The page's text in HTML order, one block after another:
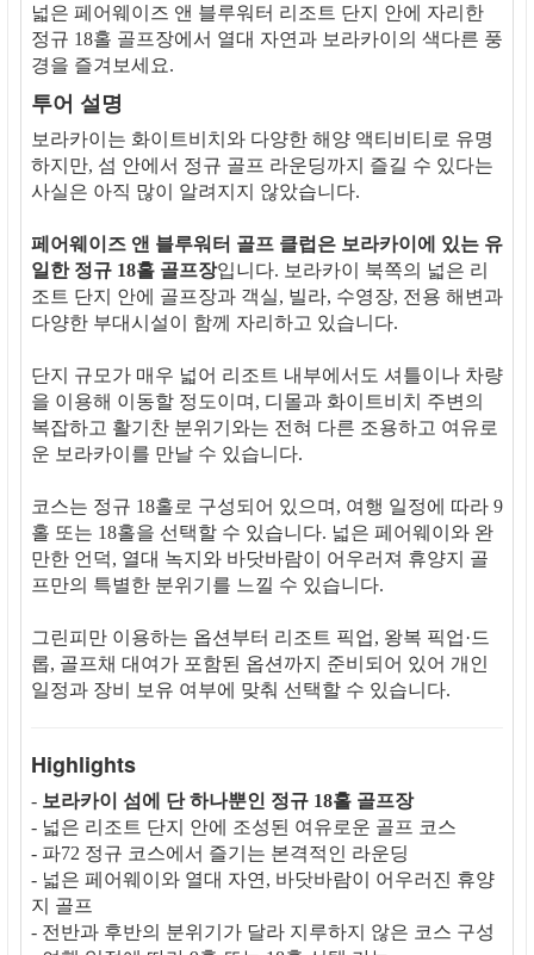
넓은 페어웨이즈 앤 블루워터 리조트 단지 안에 자리한
정규 18홀 골프장에서 열대 자연과 보라카이의 색다른 풍
경을 즐겨보세요.
투어 설명
보라카이는 화이트비치와 다양한 해양 액티비티로 유명
하지만, 섬 안에서 정규 골프 라운딩까지 즐길 수 있다는
사실은 아직 많이 알려지지 않았습니다.
페어웨이즈 앤 블루워터 골프 클럽은 보라카이에 있는 유
일한 정규 18홀 골프장입니다. 보라카이 북쪽의 넓은 리
조트 단지 안에 골프장과 객실, 빌라, 수영장, 전용 해변과
다양한 부대시설이 함께 자리하고 있습니다.
단지 규모가 매우 넓어 리조트 내부에서도 셔틀이나 차량
을 이용해 이동할 정도이며, 디몰과 화이트비치 주변의
복잡하고 활기찬 분위기와는 전혀 다른 조용하고 여유로
운 보라카이를 만날 수 있습니다.
코스는 정규 18홀로 구성되어 있으며, 여행 일정에 따라 9
홀 또는 18홀을 선택할 수 있습니다. 넓은 페어웨이와 완
만한 언덕, 열대 녹지와 바닷바람이 어우러져 휴양지 골
프만의 특별한 분위기를 느낄 수 있습니다.
그린피만 이용하는 옵션부터 리조트 픽업, 왕복 픽업·드
롭, 골프채 대여가 포함된 옵션까지 준비되어 있어 개인
일정과 장비 보유 여부에 맞춰 선택할 수 있습니다.
Highlights
- 보라카이 섬에 단 하나뿐인 정규 18홀 골프장
- 넓은 리조트 단지 안에 조성된 여유로운 골프 코스
- 파72 정규 코스에서 즐기는 본격적인 라운딩
- 넓은 페어웨이와 열대 자연, 바닷바람이 어우러진 휴양
지 골프
- 전반과 후반의 분위기가 달라 지루하지 않은 코스 구성